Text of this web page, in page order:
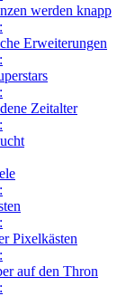
werden knapp
Erweiterungen
Zeitalter
Pixelkästen
auf den Thron